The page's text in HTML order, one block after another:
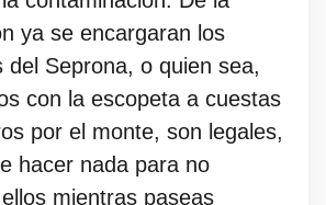
ya se encargaran los
del Seprona, o quien sea,
con la escopeta a cuestas
por el monte, son legales,
hacer nada para no
mientras paseas